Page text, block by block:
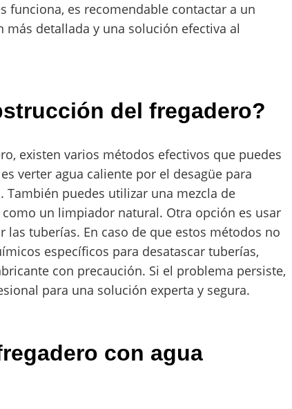
funciona, es recomendable contactar a un
detallada y una solución efectiva al
del fregadero?
existen varios métodos efectivos que puedes
verter agua caliente por el desagüe para
puedes utilizar una mezcla de
un limpiador natural. Otra opción es usar
tuberías. En caso de que estos métodos no
específicos para desatascar tuberías,
con precaución. Si el problema persiste,
para una solución experta y segura.
con agua